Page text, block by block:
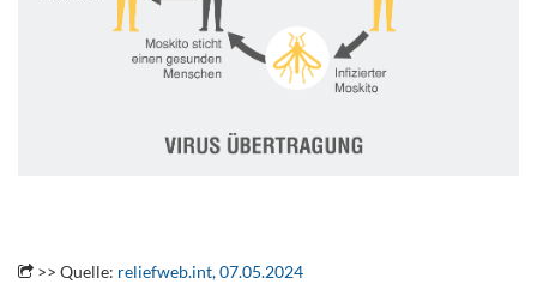
>> Quelle: reliefweb.int, 07.05.2024